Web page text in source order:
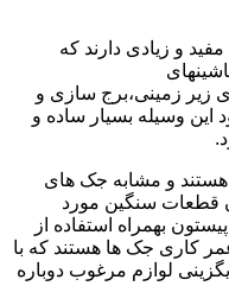
و زیادی دارند که
زیر زمینی،برج سازی و
این وسیله بسیار ساده و
جکهای زیر دارای فشار کاری 400 bar هستند و مشابه جک های
قطعات سنگین مورد
بهمراه استفاده از
کاری جک ها هستند که با
لوازم مرغوب دوباره